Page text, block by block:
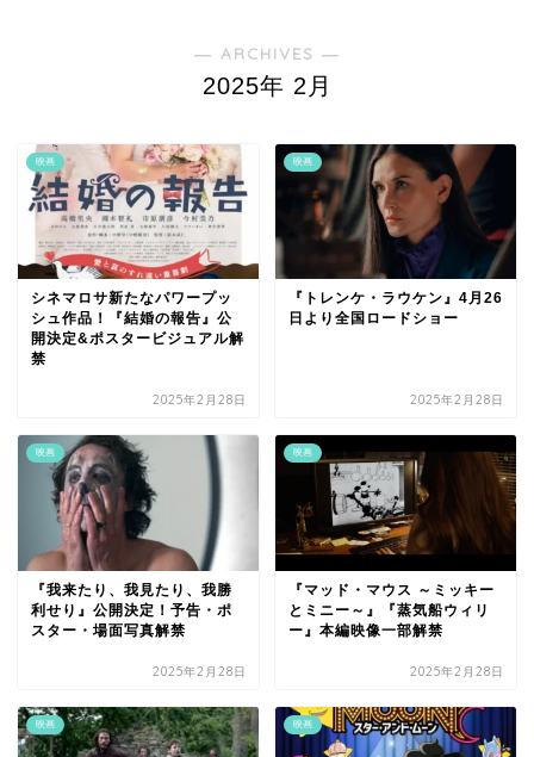
― ARCHIVES ―
2025年 2月
映画
シネマロサ新たなパワープッ
シュ作品！『結婚の報告』公
開決定&ポスタービジュアル解
禁
2025年2月28日
映画
『トレンケ・ラウケン』4月26
日より全国ロードショー
2025年2月28日
映画
『我来たり、我見たり、我勝
利せり』公開決定！予告・ポ
スター・場面写真解禁
2025年2月28日
映画
『マッド・マウス ～ミッキー
とミニー～』『蒸気船ウィリ
ー』本編映像一部解禁
2025年2月28日
映画 映画